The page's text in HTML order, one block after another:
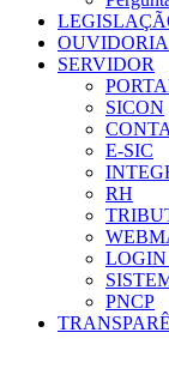
OUVIDORIA
SERVIDOR
SICON
E-SIC
RH
LOGIN
PNCP